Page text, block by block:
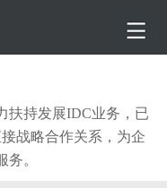
扶持发展IDC业务，已
战略合作关系，为企
。